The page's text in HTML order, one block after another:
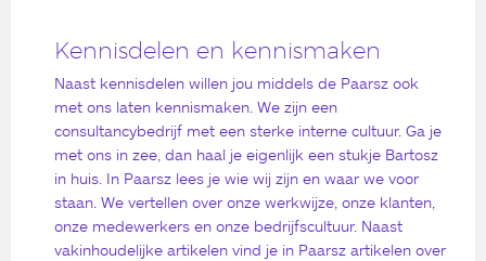
Kennisdelen en kennismaken
Naast kennisdelen willen jou middels de Paarsz ook
met ons laten kennismaken. We zijn een
consultancybedrijf met een sterke interne cultuur. Ga je
met ons in zee, dan haal je eigenlijk een stukje Bartosz
in huis. In Paarsz lees je wie wij zijn en waar we voor
staan. We vertellen over onze werkwijze, onze klanten,
onze medewerkers en onze bedrijfscultuur. Naast
vakinhoudelijke artikelen vind je in Paarsz artikelen over